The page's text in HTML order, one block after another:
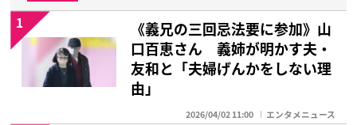
《義兄の三回忌法要に参加》山
口百恵さん 義姉が明かす夫・
友和と「夫婦げんかをしない理
由」
2026/04/02 11:00 エンタメニュース
1